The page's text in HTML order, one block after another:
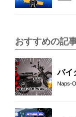
おすすめの記
バイ
と対
Naps-